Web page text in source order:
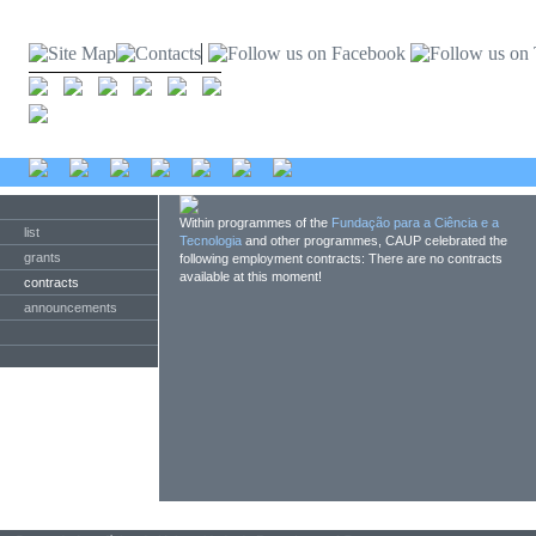
list
grants
contracts
announcements
Within programmes of the Fundação para a Ciência e a
Tecnologia and other programmes, CAUP celebrated the
following employment contracts: There are no contracts
available at this moment!